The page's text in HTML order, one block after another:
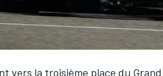
vers la troisième place du